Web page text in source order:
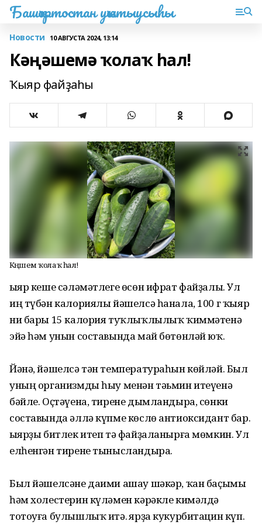
Башҡортостан уҡытыусыһы
Новости 10 АВГУСТА 2024, 13:14
Кәңәшемә ҡолаҡ һал!
Ҡыяр файҙаһы
Кәңәшемә ҡолаҡ һал!
Ҡыяр кеше сәләмәтлеге өсөн ифрат файҙалы. Ул
иң түбән калориялы йәшелсә һанала, 100 г ҡыяр
ни бары 15 калория туҡлыҡлылыҡ ҡиммәтенә
эйә һәм унын составында май бөтөнләй юҡ.
Йәнә, йәшелсә тән температураһын көйләй. Был
уның организмды һыу менән тәьмин итеүенә
бәйле. Оҫтәүена, тирене дымландыра, сөнки
составында әллә күпме көслө антиоксидант бар.
Ҡыярҙы битлек итеп тә файҙаланырға мөмкин. Ул
елһенгән тирене тынысландыра.
Был йәшелсәне даими ашау шәкәр, ҡан баҫымы
һәм холестерин күләмен кәрәкле кимәлдә
тотоуға булышлыҡ итә. Ҡярҙа кукурбитацин күп.